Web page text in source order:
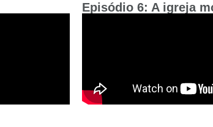
Episódio 6: A igreja